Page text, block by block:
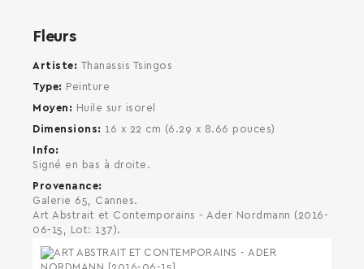
Fleurs
Artiste
Thanassis Tsingos
Type
Peinture
Moyen
Huile sur isorel
Dimensions
16 x 22 cm (6.29 x 8.66 pouces)
Info
Signé en bas à droite.
Provenance
Galerie 65, Cannes.
Art Abstrait et Contemporains - Ader Nordmann (2016-
06-15, Lot: 137).